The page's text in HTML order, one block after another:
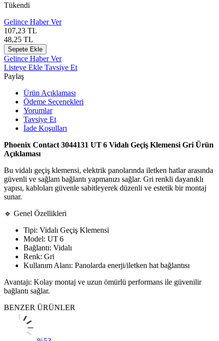
Tükendi
Gelince Haber Ver
107,23 TL
48,25 TL
Sepete Ekle
Gelince Haber Ver
Listeye Ekle Tavsiye Et
Paylaş
Ürün Açıklaması
Ödeme Seçenekleri
Yorumlar
Tavsiye Et
İade Koşulları
Phoenix Contact 3044131 UT 6 Vidalı Geçiş Klemensi Gri Ürün
Açıklaması
Bu vidalı geçiş klemensi, elektrik panolarında iletken hatlar arasında
güvenli ve sağlam bağlantı yapmanızı sağlar. Gri renkli dayanıklı
yapısı, kabloları güvenle sabitleyerek düzenli ve estetik bir montaj
sunar.
🔹 Genel Özellikleri
Tipi: Vidalı Geçiş Klemensi
Model: UT 6
Bağlantı: Vidalı
Renk: Gri
Kullanım Alanı: Panolarda enerji/iletken hat bağlantısı
Avantajı: Kolay montaj ve uzun ömürlü performans ile güvenilir
bağlantı sağlar.
BENZER ÜRÜNLER